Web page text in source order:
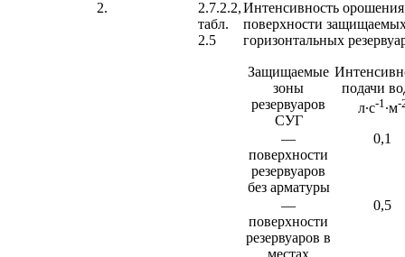
2.
2.7.2.2,
табл.
2.5
Интенсивность орошения
поверхности
горизонтальных
Защищаемые
зоны
резервуаров
СУГ
подачи
л∙с-1 ∙м-
—
поверхности
резервуаров
без арматуры
0,1
—
поверхности
резервуаров в
местах
0,5